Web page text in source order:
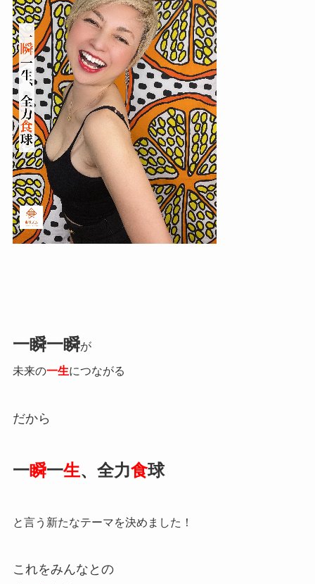
一瞬一瞬が
未来の一生につながる
だから
一瞬一生、全力食球
と言う新たなテーマを決めました！
これをみんなとの